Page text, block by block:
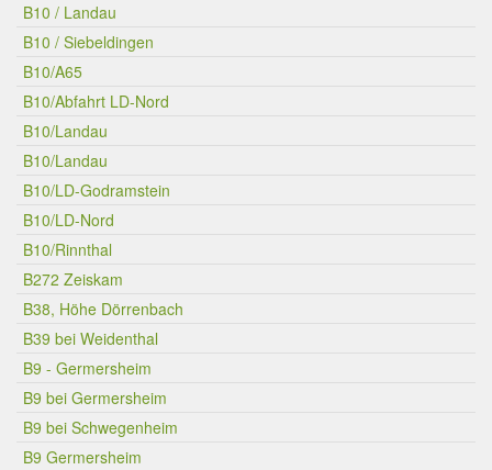
B10 / Landau
B10 / Siebeldingen
B10/A65
B10/Abfahrt LD-Nord
B10/Landau
B10/Landau
B10/LD-Godramstein
B10/LD-Nord
B10/Rinnthal
B272 Zeiskam
B38, Höhe Dörrenbach
B39 bei Weidenthal
B9 - Germersheim
B9 bei Germersheim
B9 bei Schwegenheim
B9 Germersheim